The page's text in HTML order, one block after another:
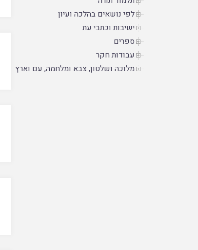
לפי נושאים בהלכה ועיון
ישיבות וכתבי עת
ספרים
עבודות חקר
מלוכה ושלטון, צבא ומלחמה, עם וארץ